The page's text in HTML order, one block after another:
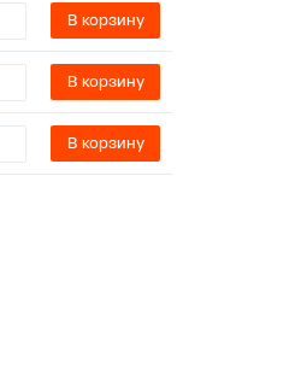
В корзину
В корзину
В корзину